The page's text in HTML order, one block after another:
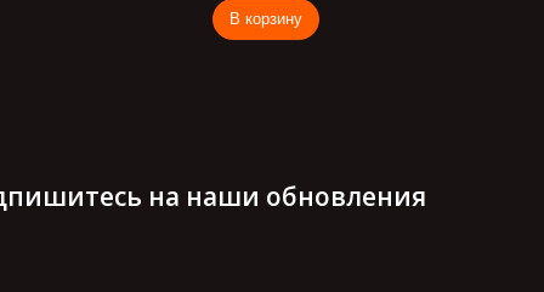
В корзину
на наши обновления